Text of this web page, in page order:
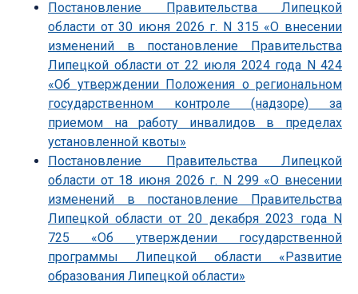
Постановление Правительства Липецкой
области от 30 июня 2026 г. N 315 «О внесении
изменений в постановление Правительства
Липецкой области от 22 июля 2024 года N 424
«Об утверждении Положения о региональном
государственном контроле (надзоре) за
приемом на работу инвалидов в пределах
установленной квоты»
Постановление Правительства Липецкой
области от 18 июня 2026 г. N 299 «О внесении
изменений в постановление Правительства
Липецкой области от 20 декабря 2023 года N
725 «Об утверждении государственной
программы Липецкой области «Развитие
образования Липецкой области»